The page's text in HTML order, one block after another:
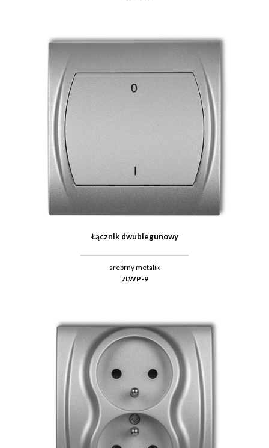
Łącznik dwubiegunowy
srebrny metalik
7LWP-9